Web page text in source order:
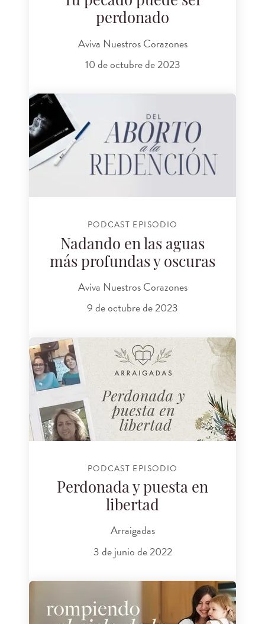
perdonado
Aviva Nuestros Corazones
10 de octubre de 2023
PODCAST EPISODIO
Nadando en las aguas
más profundas y oscuras
Aviva Nuestros Corazones
9 de octubre de 2023
PODCAST EPISODIO
Perdonada y puesta en
libertad
Arraigadas
3 de junio de 2022